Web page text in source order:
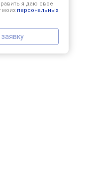
я даю свое
моих персональных